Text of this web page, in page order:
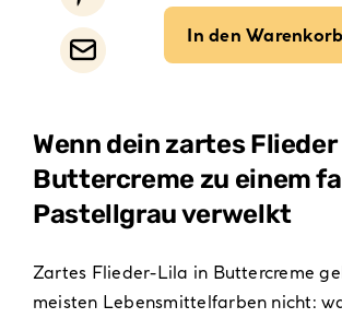
In den Warenkorb
Wenn dein zartes
Buttercreme zu einem
Pastellgrau verwelkt
Zartes Flieder-Lila in Buttercreme
meisten Lebensmittelfarben nicht: